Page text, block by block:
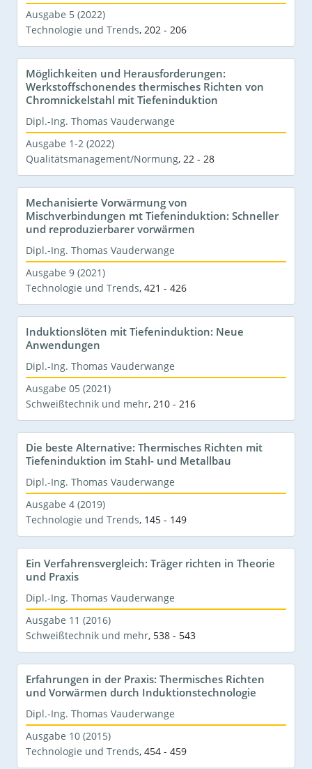
Ausgabe 5 (2022)
Technologie und Trends, 202 - 206
Möglichkeiten und Herausforderungen:
Werkstoffschonendes thermisches Richten von
Chromnickelstahl mit Tiefeninduktion
Dipl.-Ing. Thomas Vauderwange
Ausgabe 1-2 (2022)
Qualitätsmanagement/Normung, 22 - 28
Mechanisierte Vorwärmung von
Mischverbindungen mt Tiefeninduktion: Schneller
und reproduzierbarer vorwärmen
Dipl.-Ing. Thomas Vauderwange
Ausgabe 9 (2021)
Technologie und Trends, 421 - 426
Induktionslöten mit Tiefeninduktion: Neue
Anwendungen
Dipl.-Ing. Thomas Vauderwange
Ausgabe 05 (2021)
Schweißtechnik und mehr, 210 - 216
Die beste Alternative: Thermisches Richten mit
Tiefeninduktion im Stahl- und Metallbau
Dipl.-Ing. Thomas Vauderwange
Ausgabe 4 (2019)
Technologie und Trends, 145 - 149
Ein Verfahrensvergleich: Träger richten in Theorie
und Praxis
Dipl.-Ing. Thomas Vauderwange
Ausgabe 11 (2016)
Schweißtechnik und mehr, 538 - 543
Erfahrungen in der Praxis: Thermisches Richten
und Vorwärmen durch Induktionstechnologie
Dipl.-Ing. Thomas Vauderwange
Ausgabe 10 (2015)
Technologie und Trends, 454 - 459